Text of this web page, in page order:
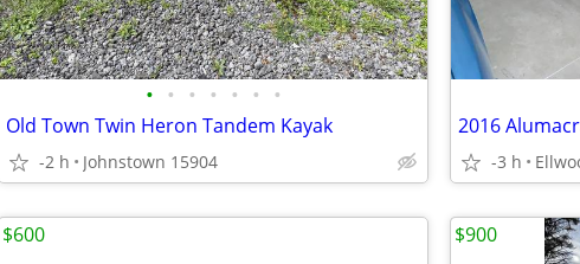
• • • • • • •
Old Town Twin Heron Tandem Kayak
-2 h Johnstown 15904
2016
-3 h
$600 $900